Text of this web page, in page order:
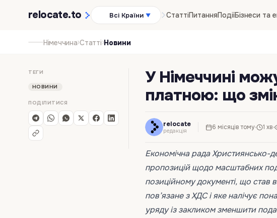
relocate.to Всі Країни ▼ СтаттіПитанняПодіїБізнеси та
Німеччина›Статті›Новини
ТЕГИ
НОВИНИ
ПОДІЛИТИСЯ
У Німеччині
платною: що
relocate
редакція 6 місяців тому 1 хв
Економічна рада Християнсько-
пропозицій щодо масштабних
позиційному документі, що став
пов’язане з ХДС і яке налічує
уряду із закликом зменшити